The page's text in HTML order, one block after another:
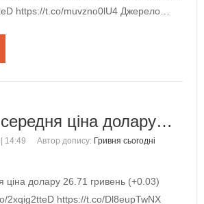
https://t.co/muvzno0lU4 Джерело…
середня ціна долару…
14:49 Автор допису: Гривня сьогодні
ціна долару 26.71 гривень (+0.03)
2xqig2tteD https://t.co/Dl8eupTwNX